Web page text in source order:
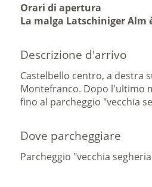
Orari di apertura
La malga Latschiniger Alm
Descrizione d'arrivo
Castelbello centro, a destra
Montefranco. Dopo l'ultimo
fino al parcheggio "vecchia
Dove parcheggiare
Parcheggio "vecchia